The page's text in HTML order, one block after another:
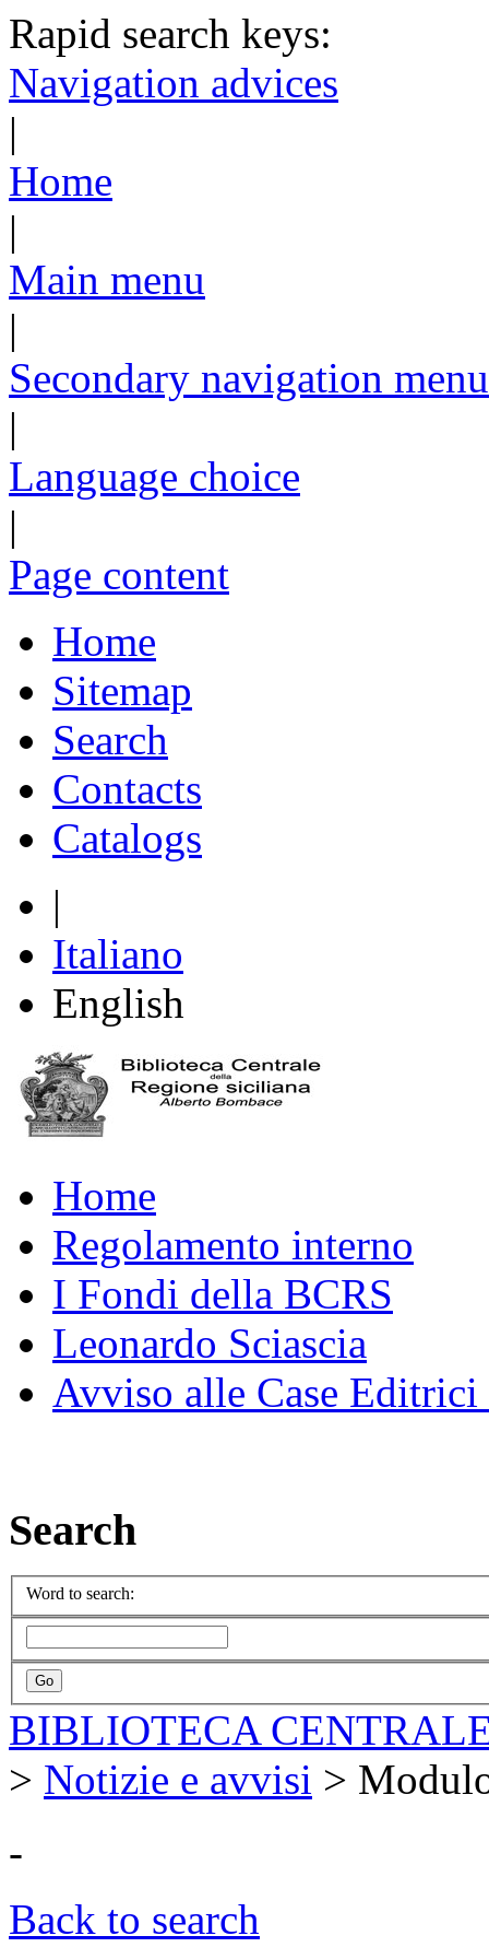
Rapid search keys:
Navigation advices
|
Home
|
Main menu
|
Secondary navigation menu
|
Language choice
|
Page content
Home
Sitemap
Search
Contacts
Catalogs
|
Italiano
English
Home
Regolamento interno
I Fondi della BCRS
Leonardo Sciascia
Avviso alle Case
Search
Word to search:
BIBLIOTECA
> Notizie e avvisi >
-
Back to search